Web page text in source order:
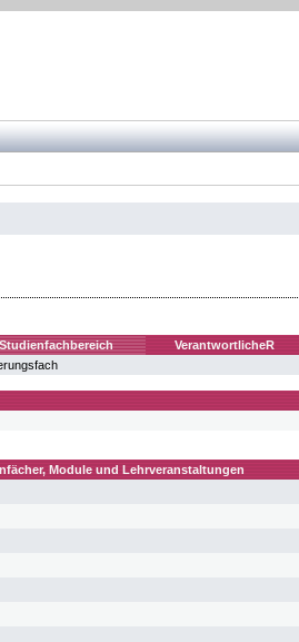
VerantwortlicheR
Module und Lehrveranstaltungen